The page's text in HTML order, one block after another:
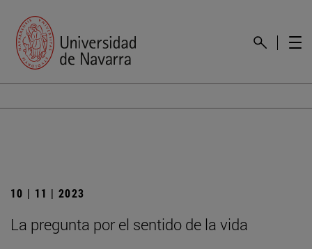
10 | 11 | 2023
La pregunta por el sentido de la vida